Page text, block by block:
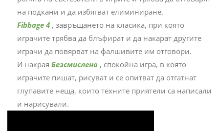
на подкани и да избягват елиминиране.
Fibbage 4 , завръщането на класика, при която
играчите трябва да блъфират и да накарат другите
играчи да повярват на фалшивите им отговори.
И накрая Безсмислено , спокойна игра, в която
играчите пишат, рисуват и се опитват да отгатнат
глупавите неща, които техните приятели са написали
и нарисували.